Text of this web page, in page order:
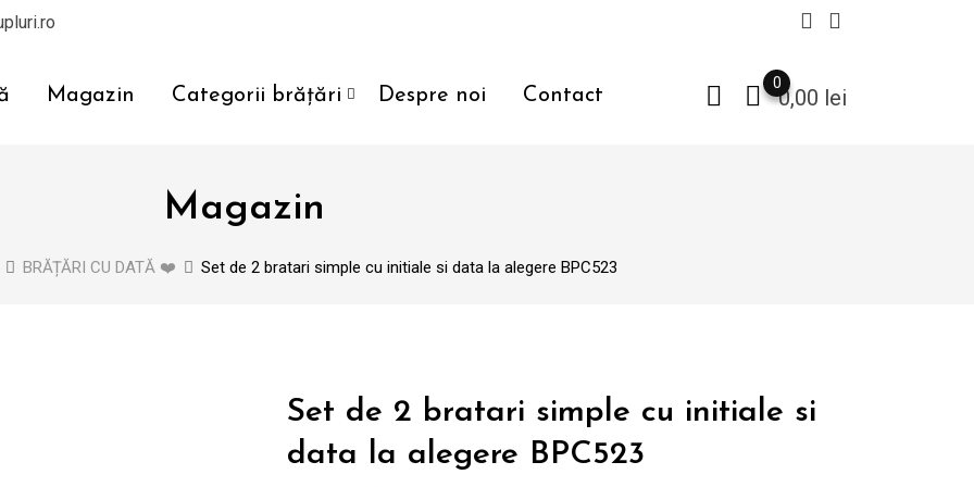
Magazin Categorii brățări Despre noi Contact 0,00 lei
0
Magazin
BRĂȚĂRI CU DATĂ ❤️ Set de 2 bratari simple cu initiale si data la alegere BPC523
Set de 2 bratari simple cu initiale si
data la alegere BPC523